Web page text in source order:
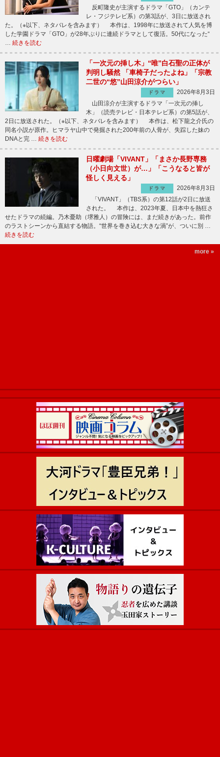
反町隆史が主演するドラマ「GTO」（カンテ
レ・フジテレビ系）の第3話が、3日に放送され
た。（※以下、ネタバレを含みます） 本作は、1998年に放送されて人気を博
した学園ドラマ「GTO」が28年ぶりに連続ドラマとして復活。50代になった“
… 続きを読む
「一次元の挿し木」“唯”白石聖の正体が
判明し騒然 「車椅子だったよね」「宗教
二世の“悠”山田涼介がつらい」
ドラマ
2026年8月3日
山田涼介が主演するドラマ「一次元の挿し
木」（読売テレビ・日本テレビ系）の第5話が、
2日に放送された。（※以下、ネタバレを含みます） 本作は、松下龍之介氏の
同名小説が原作。ヒマラヤ山中で発掘された200年前の人骨が、失踪した妹の
DNAと完 … 続きを読む
日曜劇場「VIVANT」「まさか長野専務
（小日向文世）が…」「こうなると皆が
怪しく見える」
ドラマ
2026年8月3日
「VIVANT」（TBS系）の第12話が2日に放送
された。 本作は、2023年夏、日本中を熱狂さ
せたドラマの続編。乃木憂助（堺雅人）の冒険には、まだ続きがあった。前作
のラストシーンから直結する物語。“世界を巻き込む大きな渦”が、ついに別 …
続きを読む
more »